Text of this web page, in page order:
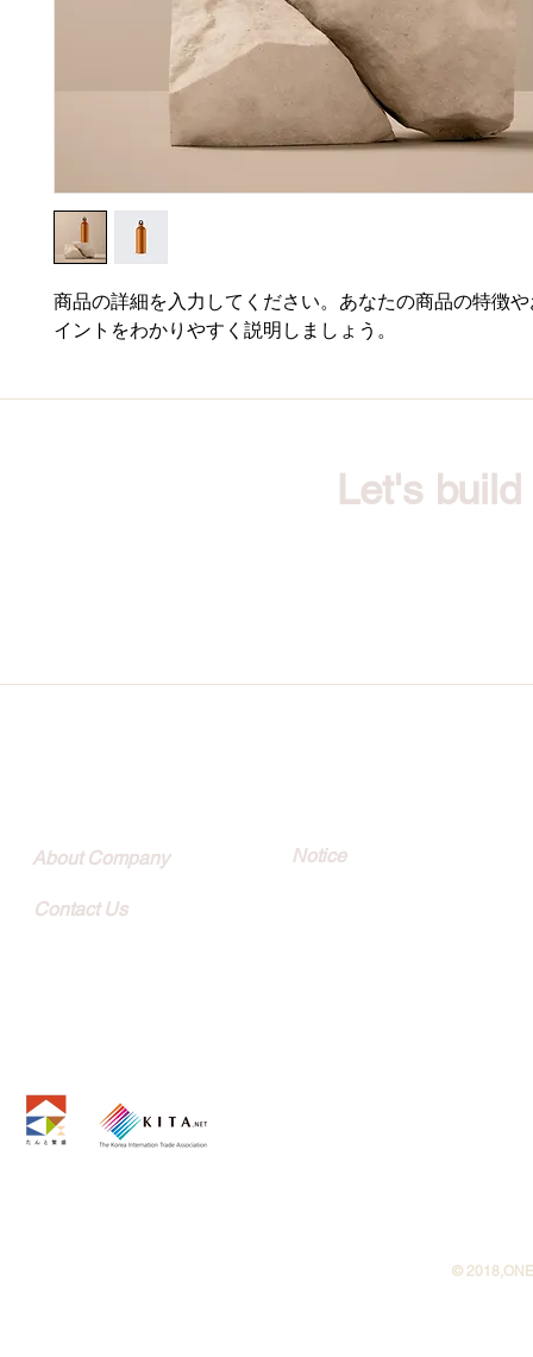
商品の詳細を入力してください。あなたの商品の特徴
イントをわかりやすく説明しましょう。
Let's
About Company Notice
Contact Us
©︎